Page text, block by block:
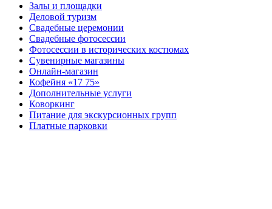
Залы и площадки
Деловой туризм
Свадебные церемонии
Свадебные фотосессии
Фотосессии в исторических костюмах
Сувенирные магазины
Онлайн-магазин
Кофейня «17 75»
Дополнительные услуги
Коворкинг
Питание для экскурсионных групп
Платные парковки